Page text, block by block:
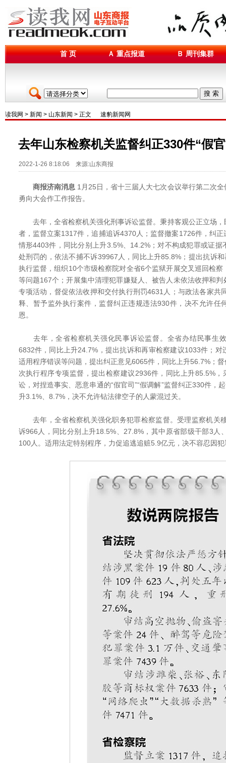
首 页 Ａ 重点报道 Ｂ 周刊集群
搜 索
读我网 > 新闻 > 山东新闻 > 正文 速豹新闻网
去年山东检察机关监督纠正330件“假
2022-1-26 8:18:06 来源:山东商报
商报济南消息 1月25日，省十三届人大七次会议举行第二次
勇向大会作工作报告。
去年，全省检察机关强化刑事诉讼监督。秉持客观公正立场，
者，监督立案1317件，追捕追诉4370人；监督撤案1726件，纠
情形4403件，同比分别上升3.5%、14.2%；对不构成犯罪或证
处刑罚的，依法不捕不诉39967人，同比上升85.8%；提出抗诉
执行监督，组织10个市级检察院对全省6个监狱开展交叉巡回检
等问题167个；开展集中清理犯罪嫌疑人、被告人未依法收押和
专项活动，督促依法收押和交付执行刑罚4631人；与政法各家共
释、暂予监外执行案件，监督纠正违规违法930件，决不允许任
恩。
去年，全省检察机关强化民事诉讼监督。全省办结民事生
6832件，同比上升24.7%，提出抗诉和再审检察建议1033件；对
适用程序错误等问题，提出纠正意见6065件，同比上升56.7%；
次执行程序专项监督，提出检察建议2936件，同比上升85.5%
讼，对捏造事实、恶意串通的“假官司”“假调解”监督纠正330件，
升3.1%、8.7%，决不允许钻法律空子的人蒙混过关。
去年，全省检察机关强化职务犯罪检察监督。受理监察机关
诉966人，同比分别上升18.5%、27.8%，其中原省部级干部3人
100人。适用法定特别程序，力促追逃追赃5.9亿元，决不容忍因